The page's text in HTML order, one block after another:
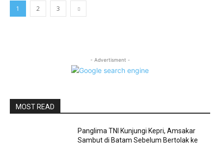
1 2 3
- Advertisment -
MOST READ
Panglima TNI Kunjungi Kepri, Amsakar
Sambut di Batam Sebelum Bertolak ke